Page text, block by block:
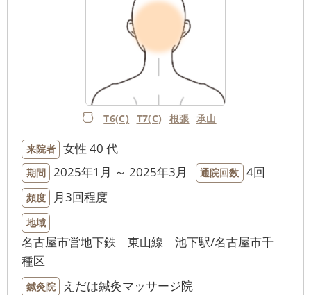
T6(C) T7(C) 根張 承山
来院者 女性 40 代
期間 2025年1月 ～ 2025年3月 通院回数 4回
頻度 月3回程度
地域
名古屋市営地下鉄 東山線 池下駅/名古屋市千
種区
鍼灸院 えだは鍼灸マッサージ院